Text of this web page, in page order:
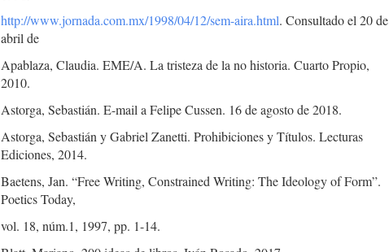
http://www.jornada.com.mx/1998/04/12/sem-aira.html. Consultado el 20 de
abril de
Apablaza, Claudia. EME/A. La tristeza de la no historia. Cuarto Propio,
2010.
Astorga, Sebastián. E-mail a Felipe Cussen. 16 de agosto de 2018.
Astorga, Sebastián y Gabriel Zanetti. Prohibiciones y Títulos. Lecturas
Ediciones, 2014.
Baetens, Jan. “Free Writing, Constrained Writing: The Ideology of Form”.
Poetics Today,
vol. 18, núm.1, 1997, pp. 1-14.